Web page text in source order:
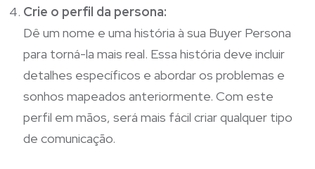
Crie o perfil da persona:
Dê um nome e uma história à sua Buyer Persona
para torná-la mais real. Essa história deve incluir
detalhes específicos e abordar os problemas e
sonhos mapeados anteriormente. Com este
perfil em mãos, será mais fácil criar qualquer tipo
de comunicação.